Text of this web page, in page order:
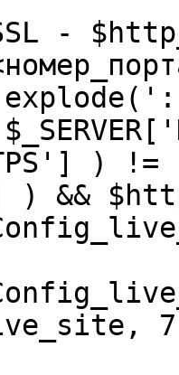
-
) &&